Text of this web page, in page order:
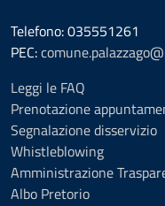
Telefono: 035551261
PEC:
Leggi le FAQ
Prenotazione
Segnalazione disservizio
Whistleblowing
Amministrazione
Albo Pretorio